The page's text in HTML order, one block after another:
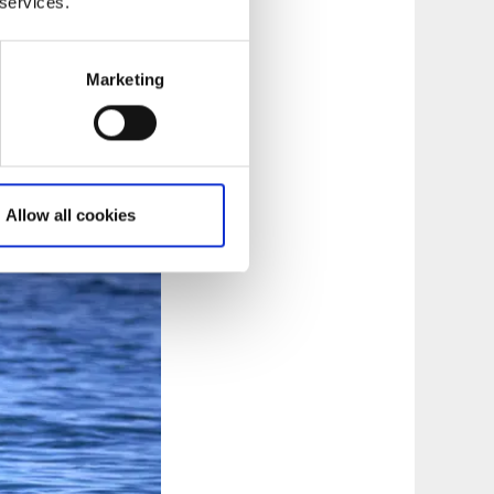
Marketing
Allow all cookies
mange grunner og
i
og er sammen
av